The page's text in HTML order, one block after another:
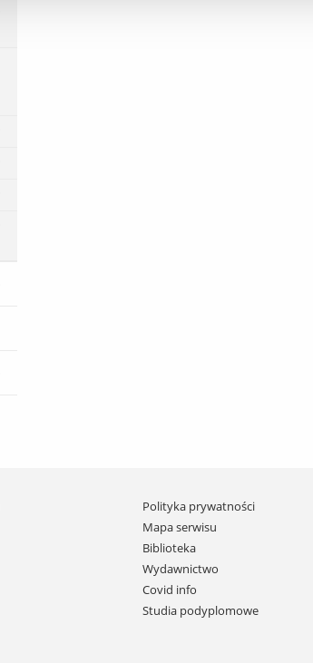
Pomiń
nawigację
i
przejdź
do
treści
Polityka prywatności
Mapa serwisu
Biblioteka
Wydawnictwo
Covid info
Studia podyplomowe